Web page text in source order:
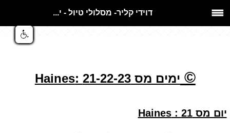
דוידי קליר- מסלולי טיול - י...
© ימים מס 21-22-23 : Haines
יום מס 21 : Haines